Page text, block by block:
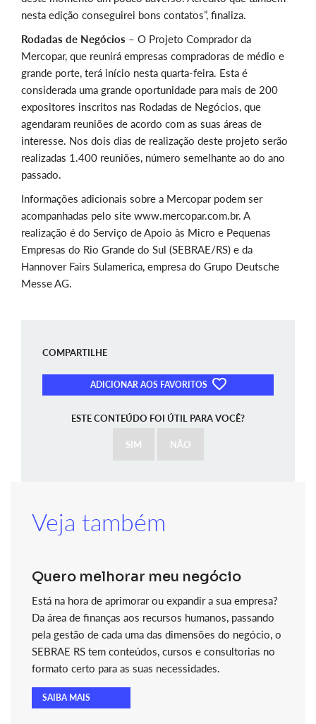
nesta edição conseguirei bons contatos”, finaliza.
Rodadas de Negócios – O Projeto Comprador da
Mercopar, que reunirá empresas compradoras de médio e
grande porte, terá início nesta quarta-feira. Esta é
considerada uma grande oportunidade para mais de 200
expositores inscritos nas Rodadas de Negócios, que
agendaram reuniões de acordo com as suas áreas de
interesse. Nos dois dias de realização deste projeto serão
realizadas 1.400 reuniões, número semelhante ao do ano
passado.
Informações adicionais sobre a Mercopar podem ser
acompanhadas pelo site www.mercopar.com.br. A
realização é do Serviço de Apoio às Micro e Pequenas
Empresas do Rio Grande do Sul (SEBRAE/RS) e da
Hannover Fairs Sulamerica, empresa do Grupo Deutsche
Messe AG.
COMPARTILHE
ADICIONAR AOS FAVORITOS
ESTE CONTEÚDO FOI ÚTIL PARA VOCÊ?
SIM NÃO
Veja também
Quero melhorar meu negócio
Está na hora de aprimorar ou expandir a sua empresa?
Da área de finanças aos recursos humanos, passando
pela gestão de cada uma das dimensões do negócio, o
SEBRAE RS tem conteúdos, cursos e consultorias no
formato certo para as suas necessidades.
SAIBA MAIS